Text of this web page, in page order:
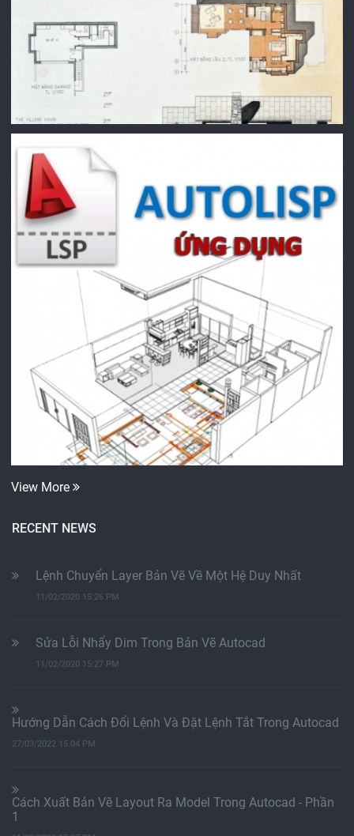
View More
RECENT NEWS
Lệnh Chuyển Layer Bản Vẽ Về Một Hệ Duy Nhất
11/02/2020 15:26 PM
Sửa Lỗi Nhẩy Dim Trong Bản Vẽ Autocad
11/02/2020 15:27 PM
Hướng Dẫn Cách Đổi Lệnh Và Đặt Lệnh Tắt Trong Autocad
27/03/2022 15:04 PM
Cách Xuất Bản Vẽ Layout Ra Model Trong Autocad - Phần
1